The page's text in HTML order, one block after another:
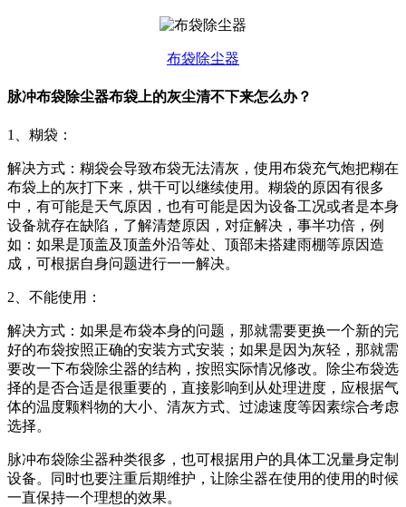
布袋除尘器
脉冲布袋除尘器布袋上的灰尘清不下来怎么办？
1、糊袋：
解决方式：糊袋会导致布袋无法清灰，使用布袋充气炮把糊在
布袋上的灰打下来，烘干可以继续使用。糊袋的原因有很多
中，有可能是天气原因，也有可能是因为设备工况或者是本身
设备就存在缺陷，了解清楚原因，对症解决，事半功倍，例
如：如果是顶盖及顶盖外沿等处、顶部未搭建雨棚等原因造
成，可根据自身问题进行一一解决。
2、不能使用：
解决方式：如果是布袋本身的问题，那就需要更换一个新的完
好的布袋按照正确的安装方式安装；如果是因为灰轻，那就需
要改一下布袋除尘器的结构，按照实际情况修改。除尘布袋选
择的是否合适是很重要的，直接影响到从处理进度，应根据气
体的温度颗料物的大小、清灰方式、过滤速度等因素综合考虑
选择。
脉冲布袋除尘器种类很多，也可根据用户的具体工况量身定制
设备。同时也要注重后期维护，让除尘器在使用的使用的时候
一直保持一个理想的效果。